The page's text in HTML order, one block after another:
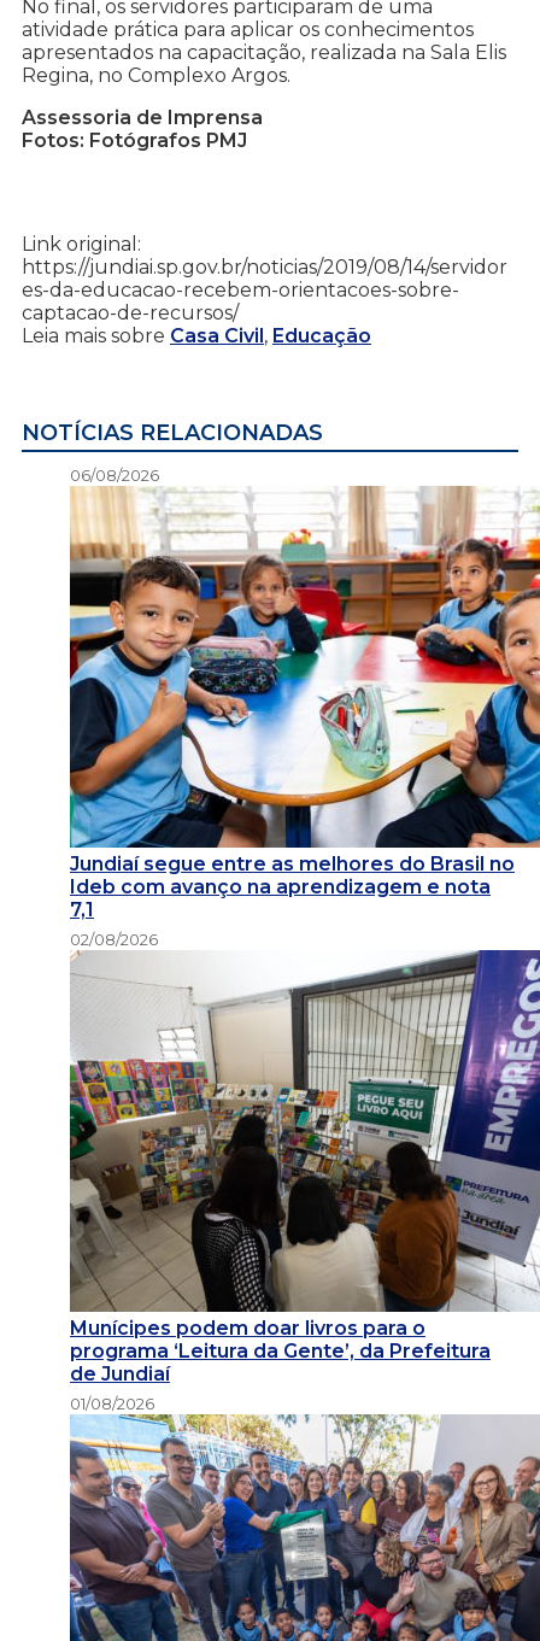
No final, os servidores participaram de uma
atividade prática para aplicar os conhecimentos
apresentados na capacitação, realizada na Sala Elis
Regina, no Complexo Argos.
Assessoria de Imprensa
Fotos: Fotógrafos PMJ
Link original:
https://jundiai.sp.gov.br/noticias/2019/08/14/servidor
es-da-educacao-recebem-orientacoes-sobre-
captacao-de-recursos/
Leia mais sobre Casa Civil, Educação
NOTÍCIAS RELACIONADAS
06/08/2026
Jundiaí segue entre as melhores do Brasil no
Ideb com avanço na aprendizagem e nota
7,1
02/08/2026
Munícipes podem doar livros para o
programa ‘Leitura da Gente’, da Prefeitura
de Jundiaí
01/08/2026